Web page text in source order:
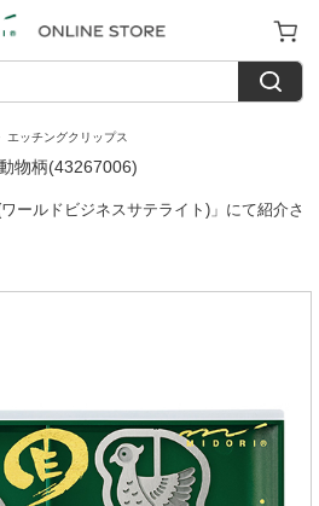
エッチングクリップス
物柄(43267006)
ールドビジネスサテライト)」にて紹介さ